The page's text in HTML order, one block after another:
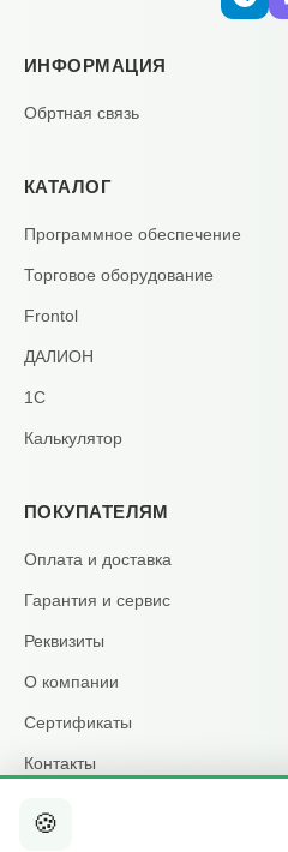
ИНФОРМАЦИЯ
Обртная связь
КАТАЛОГ
Программное обеспечение
Торговое оборудование
Frontol
ДАЛИОН
1С
Калькулятор
ПОКУПАТЕЛЯМ
Оплата и доставка
Гарантия и сервис
Реквизиты
О компании
Сертификаты
Контакты
КОНТАКТЫ
🍪